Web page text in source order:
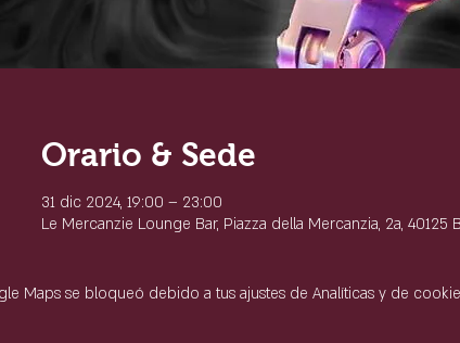
Orario & Sede
31 dic 2024, 19:00 – 23:00
Le Mercanzie Lounge Bar, Piazza della Mercanzia, 2a, 40125
Maps se bloqueó debido a tus ajustes de Analíticas y de